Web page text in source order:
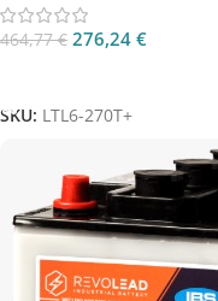
464,77€ 276,24 €
SKU: LTL6-270T+